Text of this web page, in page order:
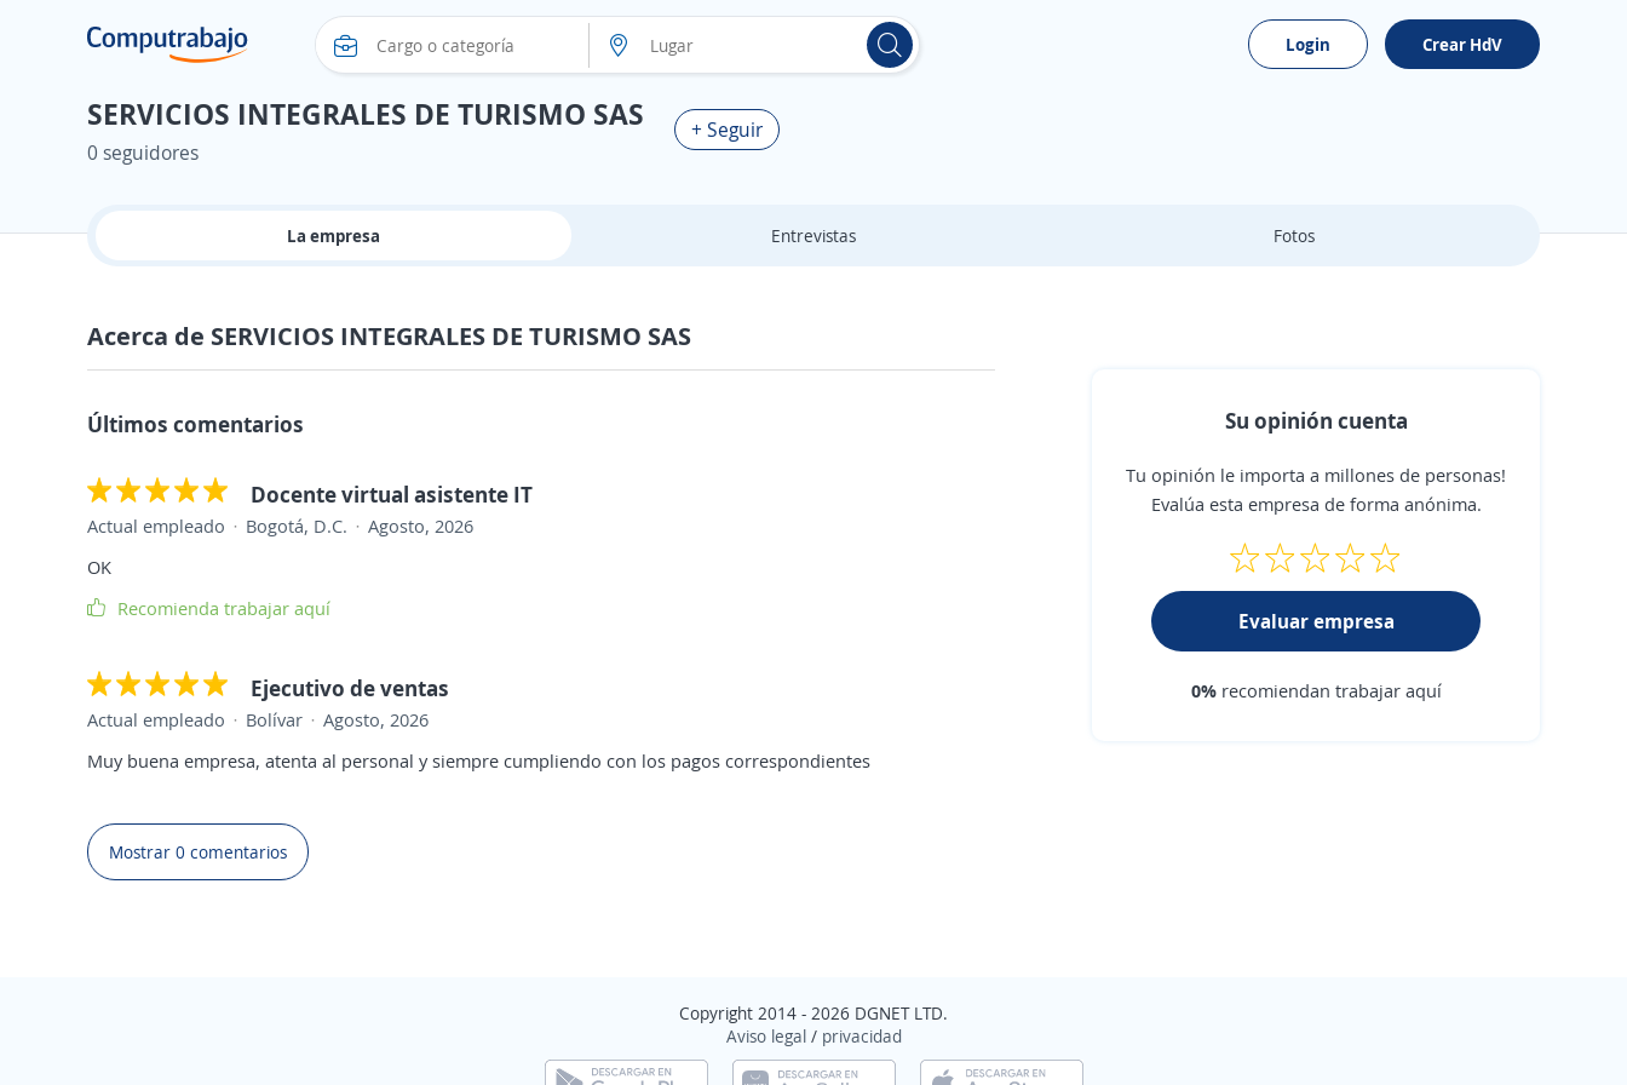
Login Crear HdV
SERVICIOS INTEGRALES DE TURISMO SAS
0 seguidores
+ Seguir
La empresa Entrevistas Fotos
Acerca de SERVICIOS INTEGRALES DE TURISMO SAS
Últimos comentarios
Docente virtual asistente IT
Actual empleado Bogotá, D.C.
Agosto, 2026
OK
Recomienda trabajar aquí
Ejecutivo de ventas
Actual empleado Bolívar
Agosto, 2026
Muy buena empresa, atenta al personal y siempre cumpliendo con los pagos correspondientes
Mostrar 0 comentarios
Su opinión cuenta
Tu opinión le importa a millones de personas!
Evalúa esta empresa de forma anónima.
Evaluar empresa
0%recomiendan trabajar aquí
Copyright 2014 - 2026 DGNET LTD.
Aviso legal/ privacidad